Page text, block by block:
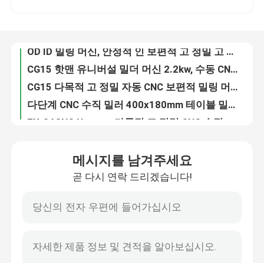
품질 관리
저희와 연락
CNC 그라인더 기계
다단계 CNC 수직 밀러 400x180mm 테이블 밀링-CG15 기계와 함께 착용 저항
FX-24CNC Hotman 다목적 고 정밀 CNC 수직 밀러, 내구성 있는 동적 중심 없는 밀링 장비
산업용 유니버설 실린더 밀러, CE 정밀 실린더 밀링 머신
IG200 내구성 내밀 밀링 머신 착용 저항 0.75KW
IG200 산업용 수직 내부 밀링 머신
IG200 다기능 내부 밀더 기계 착용 저항 실용
메시지를 남겨주세요
곧 다시 연락 드리겠습니다!